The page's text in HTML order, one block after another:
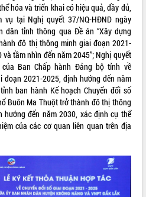
hóa và triển khai có hiệu quả, đầy đủ,
vụ tại Nghị quyết 37/NQ-HĐND ngày
dân tỉnh thông qua Đề án “Xây dựng
đô thị thông minh giai đoạn 2021-
tầm nhìn đến năm 2045”; Nghị quyết
Ban Chấp hành Đảng bộ tỉnh về
đoạn 2021-2025, định hướng đến năm
ban hành Kế hoạch Chuyển đổi số
Buôn Ma Thuột trở thành đô thị thông
đến năm 2030, xác định cụ thể
của các cơ quan liên quan trên địa